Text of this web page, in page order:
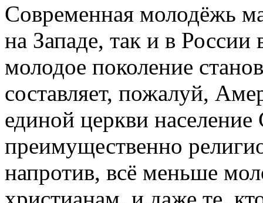
Современная молодёжь
на Западе, так и в России
молодое поколение
составляет, пожалуй,
единой церкви
преимущественно
напротив, всё меньше